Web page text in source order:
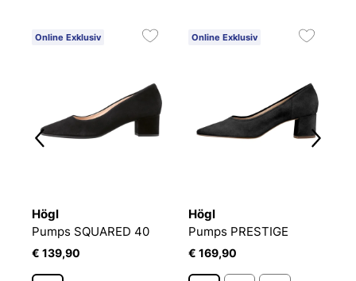
Online Exklusiv
Högl
Pumps SQUARED 40
€ 139,90
Online Exklusiv
Högl
Pumps PRESTIGE
€ 169,90